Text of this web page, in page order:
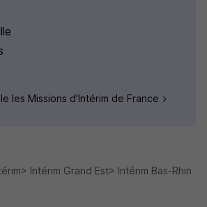
les Missions d'Intérim de France
Intérim Grand Est
Intérim Bas-Rhin